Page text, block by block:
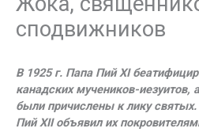
сподвижников
В 1925 г. Папа Пий XI
канадских мучеников-иезуитов,
были причислены к лику
Пий XII объявил их